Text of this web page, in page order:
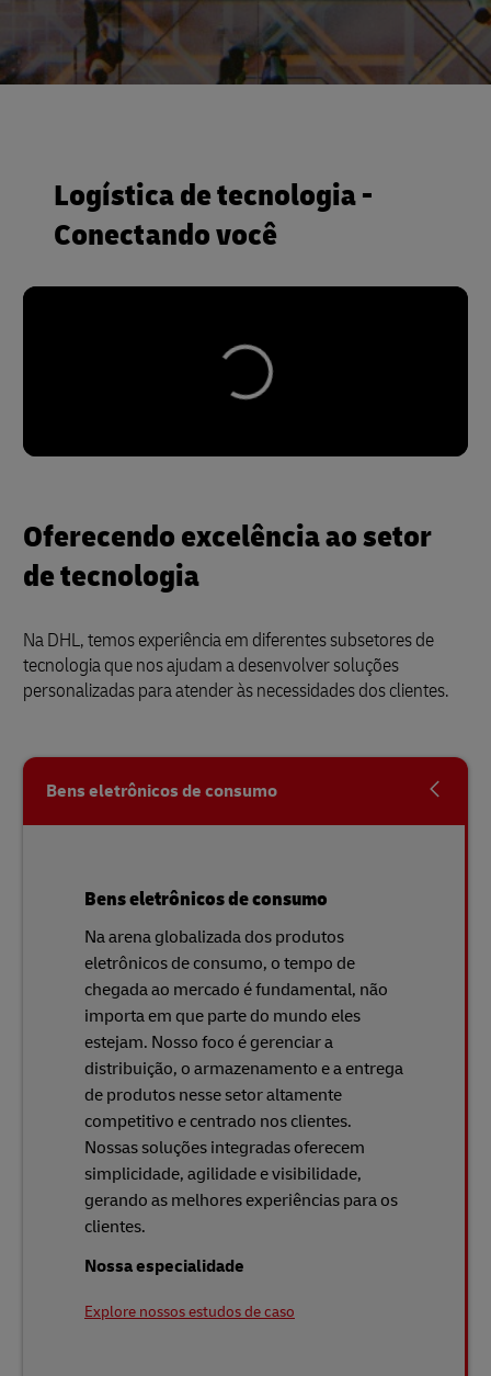
Logística de tecnologia -
Conectando você
Oferecendo excelência ao setor
de tecnologia
Na DHL, temos experiência em diferentes subsetores de
tecnologia que nos ajudam a desenvolver soluções
personalizadas para atender às necessidades dos clientes.
Bens eletrônicos de consumo
Bens eletrônicos de consumo
Na arena globalizada dos produtos
eletrônicos de consumo, o tempo de
chegada ao mercado é fundamental, não
importa em que parte do mundo eles
estejam. Nosso foco é gerenciar a
distribuição, o armazenamento e a entrega
de produtos nesse setor altamente
competitivo e centrado nos clientes.
Nossas soluções integradas oferecem
simplicidade, agilidade e visibilidade,
gerando as melhores experiências para os
clientes.
Nossa especialidade
Explore nossos estudos de caso